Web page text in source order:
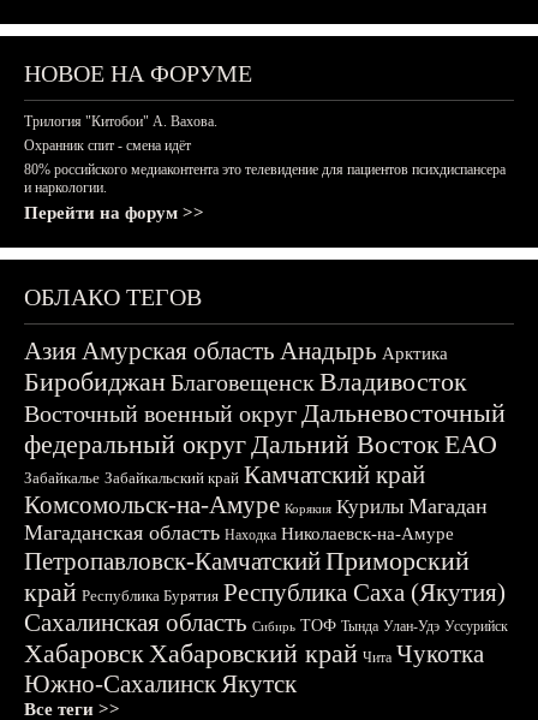
НОВОЕ НА ФОРУМЕ
Трилогия "Китобои" А. Вахова.
Охранник спит - смена идёт
80% российского медиаконтента это телевидение для пациентов психдиспансера
и наркологии.
Перейти на форум >>
ОБЛАКО ТЕГОВ
АзияАмурская область Анадырь Арктика
БиробиджанБлаговещенскВладивосток
Восточный военный округДальневосточный
федеральный округДальний ВостокЕАО
Забайкалье Забайкальский край Камчатский край
Комсомольск-на-Амуре Корякия Курилы Магадан
Магаданская область Находка Николаевск-на-Амуре
Петропавловск-КамчатскийПриморский
край Республика Бурятия Республика Саха (Якутия)
Сахалинская область Сибирь ТОФ Тында Улан-Удэ Уссурийск
ХабаровскХабаровский край Чита Чукотка
Южно-СахалинскЯкутск
Все теги >>